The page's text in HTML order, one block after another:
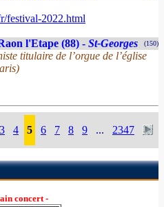
festival-2022.html
l'Etape (88) - St-Georges (150)
titulaire de l’orgue de l’église
3 4 5 6 7 8 9 ... 2347
concert -